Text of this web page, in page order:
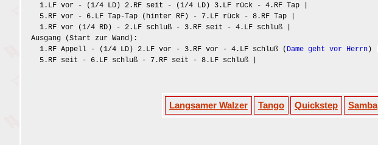
1.LF vor - (1/4 LD) 2.RF seit - (1/4 LD) 3.LF rück - 4.RF Tap |
5.RF vor - 6.LF Tap-Tap (hinter RF) - 7.LF rück - 8.RF Tap |
1.RF vor (1/4 RD) - 2.LF schluß - 3.RF seit - 4.LF schluß |
Ausgang (Start zur Wand):
1.RF Appell - (1/4 LD) 2.LF vor - 3.RF vor - 4.LF schluß ( Dame geht vor Herrn ) |
5.RF seit - 6.LF schluß - 7.RF seit - 8.LF schluß |
Langsamer Walzer Tango Quickstep Samba